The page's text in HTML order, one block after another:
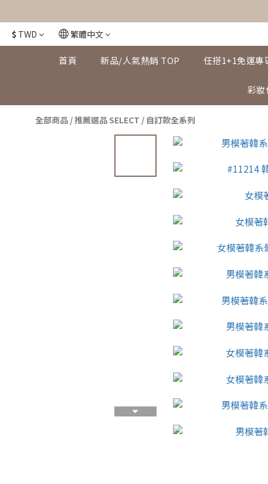
$ TWD 繁體中文
首頁 新品/人氣熱銷 TOP 任搭1+1免運專
彩妝
全部商品 /推薦選品 SELECT / 自訂款全系列